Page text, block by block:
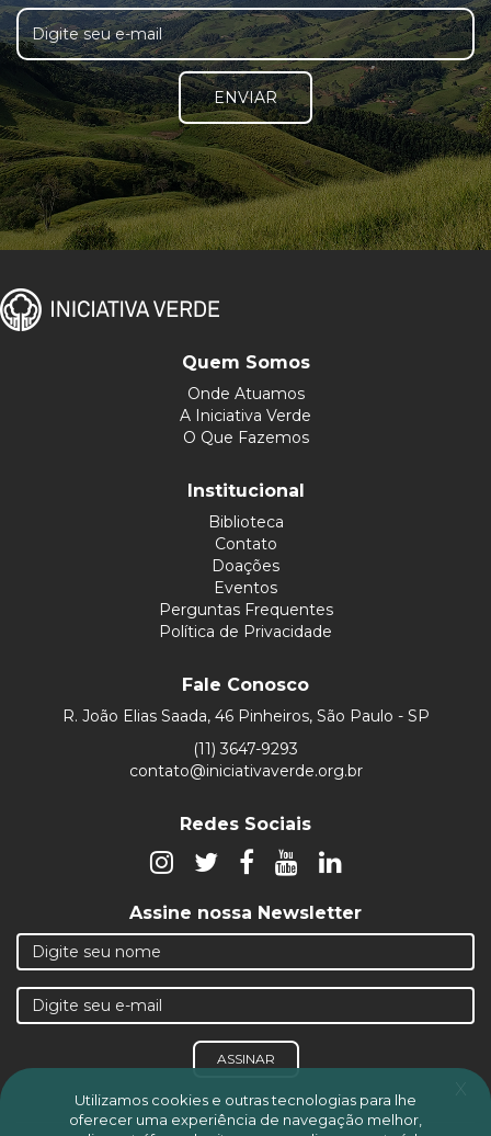
ENVIAR
Quem Somos
Onde Atuamos
A Iniciativa Verde
O Que Fazemos
Institucional
Biblioteca
Contato
Doações
Eventos
Perguntas Frequentes
Política de Privacidade
Fale Conosco
R. João Elias Saada, 46 Pinheiros, São Paulo - SP
(11) 3647-9293
contato@iniciativaverde.org.br
Redes Sociais
Assine nossa Newsletter
ASSINAR
x
Utilizamos cookies e outras tecnologias para lhe
oferecer uma experiência de navegação melhor,